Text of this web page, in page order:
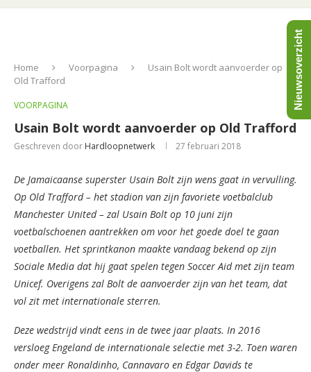
Home Voorpagina
Usain Bolt wordt aanvoerder op
Old Trafford
VOORPAGINA
Usain Bolt wordt aanvoerder op Old Trafford
Geschreven door Hardloopnetwerk 27 februari 2018
De Jamaicaanse superster Usain Bolt zijn wens gaat in vervulling.
Op Old Trafford – het stadion van zijn favoriete voetbalclub
Manchester United – zal Usain Bolt op 10 juni zijn
voetbalschoenen aantrekken om voor het goede doel te gaan
voetballen. Het sprintkanon maakte vandaag bekend op zijn
Sociale Media dat hij gaat spelen tegen Soccer Aid met zijn team
Unicef. Overigens zal Bolt de aanvoerder zijn van het team, dat
vol zit met internationale sterren.
Deze wedstrijd vindt eens in de twee jaar plaats. In 2016
versloeg Engeland de internationale selectie met 3-2. Toen waren
onder meer Ronaldinho, Cannavaro en Edgar Davids te
Nieuwsoverzicht